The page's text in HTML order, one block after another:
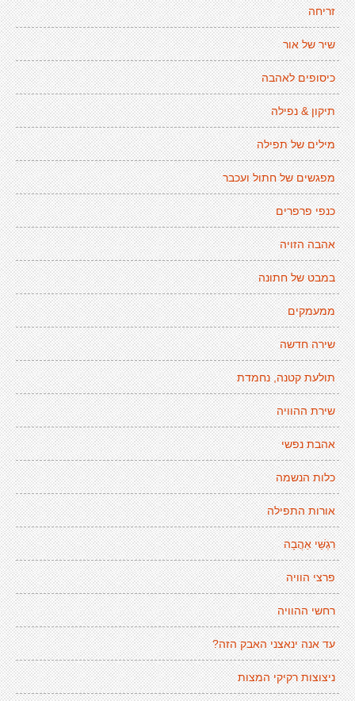
זריחה
שיר של אור
כיסופים לאהבה
תיקון & נפילה
מילים של תפילה
מפגשים של חתול ועכבר
כנפי פרפרים
אהבה הזויה
במבט של חתונה
ממעמקים
שירה חדשה
תולעת קטנה, נחמדת
שירת ההוויה
אהבת נפשי
כלות הנשמה
אורות התפילה
רִגְשֵּׁי אַהֲבָה
פרצי הוויה
רחשי ההוויה
עד אנה ינאצני האבק הזה?
ניצוצות רקיקי המצות